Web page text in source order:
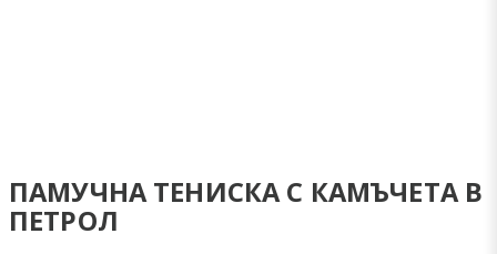
ПАМУЧНА ТЕНИСКА С КАМЪЧЕТА В
ПЕТРОЛ